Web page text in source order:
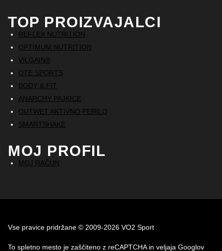
TOP PROIZVAJALCI
REFLEX NUTRITION
OPTIMUM NUTRITION
VILGAIN®
OTE SPORTS
BODY & FIT
ANARCHY PAJKICE
OUTWET AKTIVNO PERILO
SMARTSHAKE
MOJ PROFIL
MOJ RAČUN
Vse pravice pridržane © 2009-2026 VO2 Sport
To spletno mesto je zaščiteno z reCAPTCHA in veljaja Googlov